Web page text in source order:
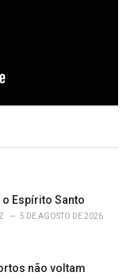
Espírito Santo
5 DE AGOSTO DE 2026
não voltam